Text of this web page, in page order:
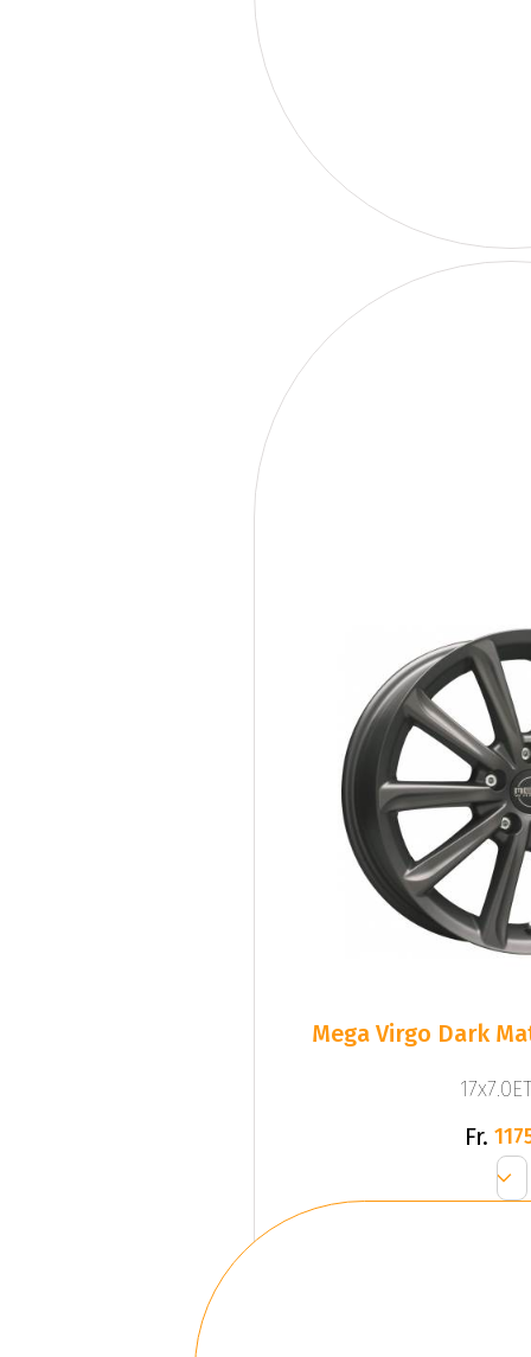
Mega Virgo Dark
Fr.